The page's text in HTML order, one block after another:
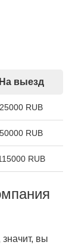
На выезд
25000 RUB
50000 RUB
RUB
значит, вы